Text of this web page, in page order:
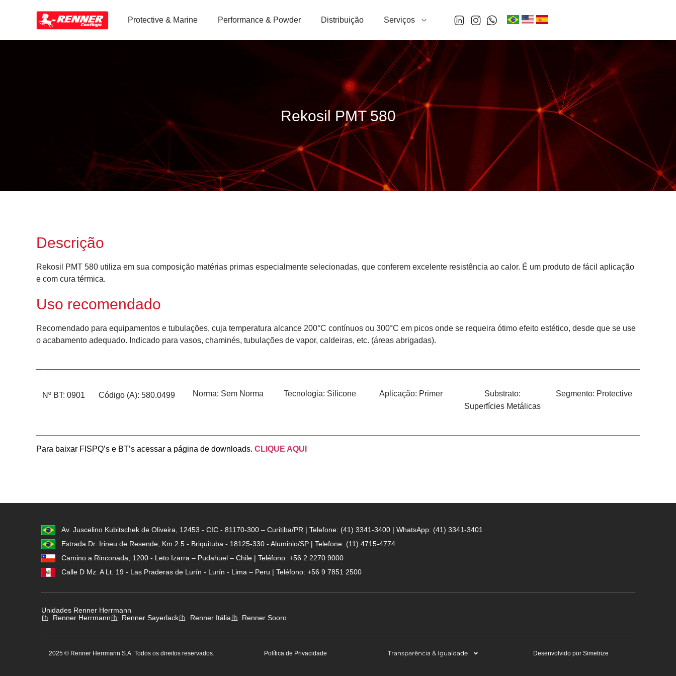
Protective & Marine Performance & Powder Distribuição Serviços
Rekosil PMT 580
Descrição
Rekosil PMT 580 utiliza em sua composição matérias primas especialmente selecionadas, que conferem excelente resistência ao calor. É um produto de fácil aplicação
e com cura térmica.
Uso recomendado
Recomendado para equipamentos e tubulações, cuja temperatura alcance 200°C contínuos ou 300°C em picos onde se requeira ótimo efeito estético, desde que se use
o acabamento adequado. Indicado para vasos, chaminés, tubulações de vapor, caldeiras, etc. (áreas abrigadas).
Nº BT: 0901 Código (A): 580.0499 Norma: Sem Norma Tecnologia: Silicone Aplicação: Primer
Substrato:
Superfícies Metálicas
Segmento: Protective
Para baixar FISPQ’s e BT’s acessar a página de downloads. CLIQUE AQUI
Av. Juscelino Kubitschek de Oliveira, 12453 - CIC - 81170-300 – Curitiba/PR | Telefone: (41) 3341-3400 | WhatsApp: (41) 3341-3401
Estrada Dr. Irineu de Resende, Km 2.5 - Briquituba - 18125-330 - Aluminio/SP | Telefone: (11) 4715-4774
Camino a Rinconada, 1200 - Leto Izarra – Pudahuel – Chile | Teléfono: +56 2 2270 9000
Calle D Mz. A Lt. 19 - Las Praderas de Lurín - Lurín - Lima – Peru | Teléfono: +56 9 7851 2500
Unidades Renner Herrmann
Renner Herrmann
Renner Sayerlack Renner Itália Renner Sooro
2025 © Renner Herrmann S.A. Todos os direitos reservados. Política de Privacidade Transparência & Igualdade Desenvolvido por Simetrize